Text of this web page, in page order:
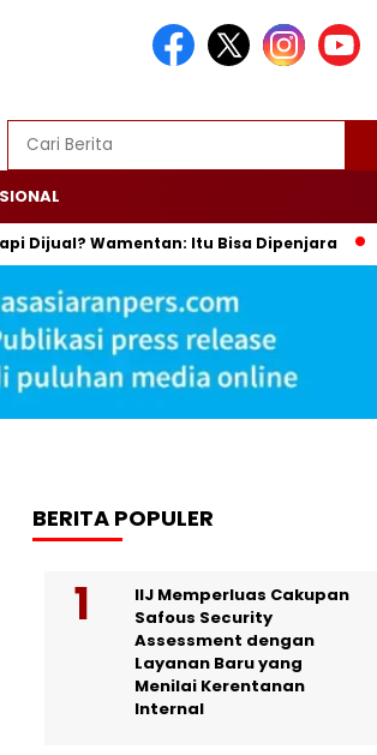
Wamentan: Itu Bisa Dipenjara
BERITA POPULER
IIJ Memperluas Cakupan
Safous Security
Assessment dengan
Layanan Baru yang
Menilai Kerentanan
Internal